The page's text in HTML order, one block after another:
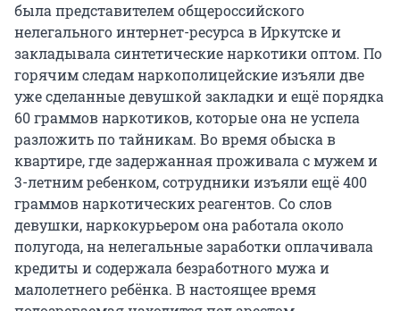
была представителем общероссийского
нелегального интернет-ресурса в Иркутске и
закладывала синтетические наркотики оптом. По
горячим следам наркополицейские изъяли две
уже сделанные девушкой закладки и ещё порядка
60 граммов наркотиков, которые она не успела
разложить по тайникам. Во время обыска в
квартире, где задержанная проживала с мужем и
3-летним ребенком, сотрудники изъяли ещё 400
граммов наркотических реагентов. Со слов
девушки, наркокурьером она работала около
полугода, на нелегальные заработки оплачивала
кредиты и содержала безработного мужа и
малолетнего ребёнка. В настоящее время